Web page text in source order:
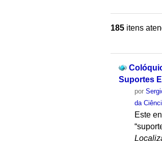
185 itens
Suportes
por
da
Este